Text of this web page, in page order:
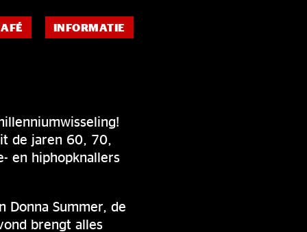
INFORMATIE
de jaren 60, 70,
en hiphopknallers
Donna Summer, de
brengt alles